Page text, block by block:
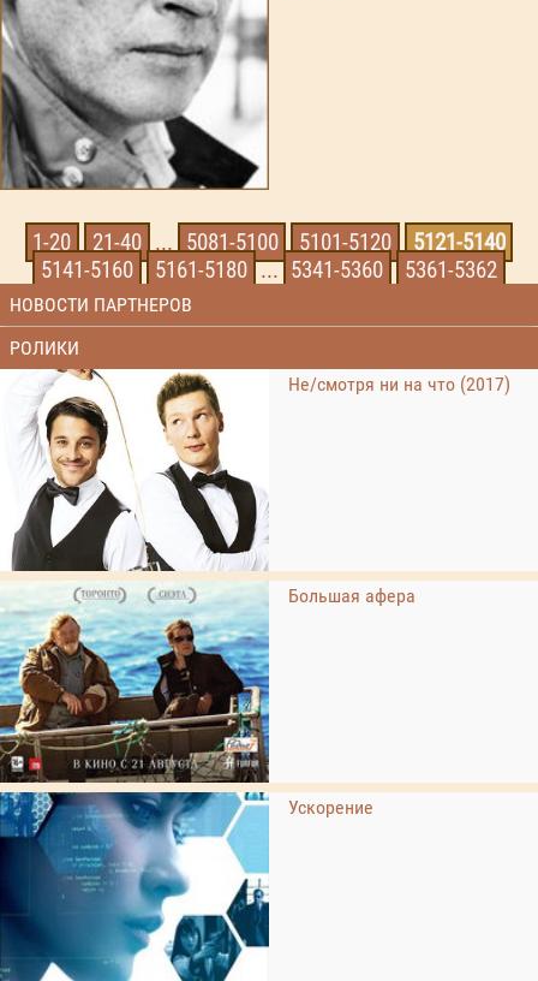
1-20 21-40 ... 5081-5100 5101-5120
5121-5140
5141-5160
5161-5180 ... 5341-5360 5361-5362
НОВОСТИ ПАРТНЕРОВ
РОЛИКИ
Не/смотря ни на что (2017)
Большая афера
Ускорение